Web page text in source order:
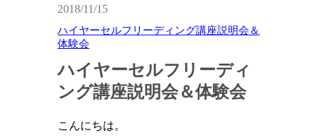
2018/11/15
ハイヤーセルフリーディング講座説明会＆
体験会
ハイヤーセルフリーディ
ング講座説明会＆体験会
こんにちは。